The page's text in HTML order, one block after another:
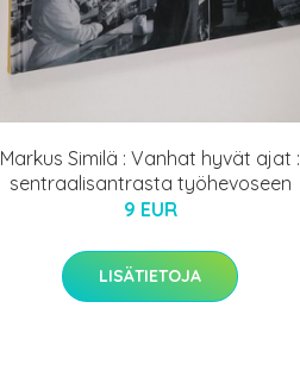
Markus Similä : Vanhat hyvät ajat :
sentraalisantrasta työhevoseen
9 EUR
LISÄTIETOJA